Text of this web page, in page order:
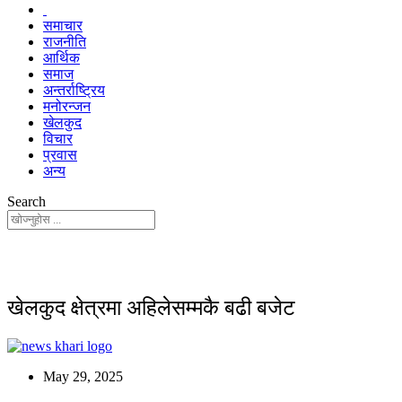
समाचार
राजनीति
आर्थिक
समाज
अन्तर्राष्ट्रिय
मनोरन्जन
खेलकुद
विचार
प्रवास
अन्य
Search
खेलकुद क्षेत्रमा अहिलेसम्मकै बढी बजेट
May 29, 2025